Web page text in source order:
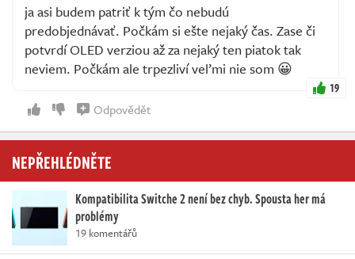
ja asi budem patriť k tým čo nebudú
predobjednávať. Počkám si ešte nejaký čas. Zase či
potvrdí OLED verziou až za nejaký ten piatok tak
neviem. Počkám ale trpezliví veľmi nie som 😀
19
Odpovědět
NEPŘEHLÉDNĚTE
Kompatibilita Switche 2 není bez chyb. Spousta her má
problémy
19 komentářů